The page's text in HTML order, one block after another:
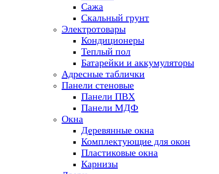
Сажа
Скальный грунт
Электротовары
Кондиционеры
Теплый пол
Батарейки и аккумуляторы
Адресные таблички
Панели стеновые
Панели ПВХ
Панели МДФ
Окна
Деревянные окна
Комплектующие для окон
Пластиковые окна
Карнизы